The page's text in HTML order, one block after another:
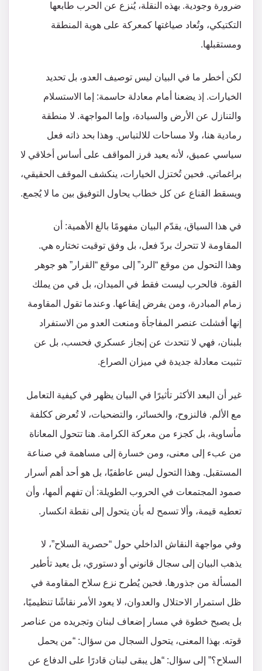
ضرورة وجودية. بهذه النقلة، يُنزع عن الحرب طابعها
التكتيكي، وتُعاد صياغتها كمعركة على هوية المنطقة
ومستقبلها.
لكن أخطر ما في البيان ليس توصيف العدو، بل تحديد
الخيارات. إذ يضعنا أمام معادلة حاسمة: إما الاستسلام
والتنازل عن الأرض والسيادة، وإما المواجهة. لا منطقة
رمادية هنا، ولا مساحات للالتباس. وهذا بحد ذاته فعل
سياسي عميق، لأنه يعيد فرز المواقف على أساس أخلاقي لا
براغماتي. فحين تُختزل الخيارات، ينكشف الموقف الحقيقي،
ويسقط القناع عن كل خطاب يحاول التوفيق بين ما لا يُجمع.
في هذا السياق، يقدّم البيان مفهومًا بالغ الأهمية: أن
المقاومة لا تتحرك بردّ فعل، بل وفق توقيت تختاره هي.
وهذا التحول من موقع “الرد” إلى موقع “القرار” هو جوهر
القوة. فالحرب ليست فقط في الميدان، بل في من يملك
زمام المبادرة، ومن يفرض إيقاعها. وعندما تقول المقاومة
إنها أفشلت عنصر المفاجأة ومنعت العدو من الاستفراد
بلبنان، فهي لا تتحدث عن إنجاز عسكري فحسب، بل عن
تثبيت معادلة جديدة في ميزان الصراع.
غير أن البعد الأكثر تأثيرًا في البيان يظهر في كيفية التعامل
مع الألم. فالنزوح، والخسائر، والتضحيات، لا تُعرض ككلفة
مأساوية، بل كجزء من معركة الكرامة. هنا تتحول المعاناة
من عبء إلى معنى، ومن خسارة إلى مساهمة في صناعة
المستقبل. وهذا التحول ليس عاطفيًا، بل هو أحد أهم أسرار
صمود المجتمعات في الحروب الطويلة: أن تفهم ألمها، وأن
تعطيه قيمة، وألا تسمح له بأن يتحول إلى نقطة انكسار.
وفي مواجهة النقاش الداخلي حول “حصرية السلاح”، لا
يذهب البيان إلى سجال قانوني أو دستوري، بل يعيد تأطير
المسألة من جذورها. فحين يُطرح نزع سلاح المقاومة في
ظل استمرار الاحتلال والعدوان، لا يعود الأمر نقاشًا تنظيميًا،
بل يصبح خطوة في مسار إضعاف لبنان وتجريده من عناصر
قوته. بهذا المعنى، يتحول السجال من سؤال: “من يحمل
السلاح؟” إلى سؤال: “هل يبقى لبنان قادرًا على الدفاع عن